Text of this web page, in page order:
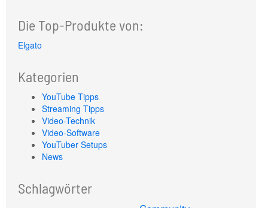
Die Top-Produkte von:
Elgato
Kategorien
YouTube Tipps
Streaming Tipps
Video-Technik
Video-Software
YouTuber Setups
News
Schlagwörter